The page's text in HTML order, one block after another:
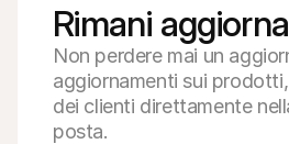
Rimani
Non perdere mai un
aggiornamenti sui
dei clienti direttamente
posta.